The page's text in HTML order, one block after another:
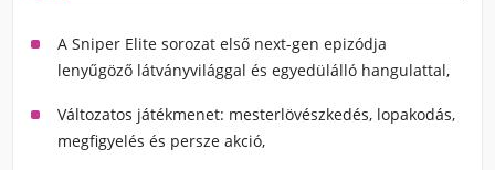
A Sniper Elite sorozat első next-gen epizódja
lenyűgöző látványvilággal és egyedülálló hangulattal,
Változatos játékmenet: mesterlövészkedés, lopakodás,
megfigyelés és persze akció,